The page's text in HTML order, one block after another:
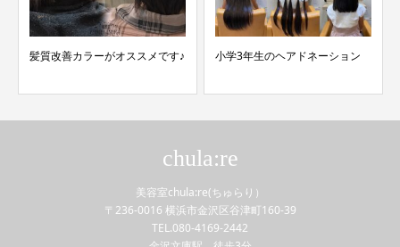
小学3年生のヘアドネーション
大きな決断は以外と大した事は
chula:re
美容室chula:re(ちゅらり）
〒236-0016 横浜市金沢区谷津町160-39
TEL.080-4169-2442